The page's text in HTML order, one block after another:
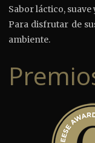
Sabor láctico,
Para disfrutar de
ambiente.